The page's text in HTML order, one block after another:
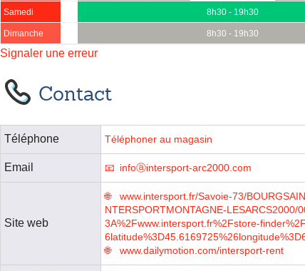
Samedi 8h30 - 19h30
Dimanche 8h30 - 19h30
Signaler une erreur
Contact
Téléphone Téléphoner au magasin
Email infoⓐintersport-arc2000.com
Site web
www.intersport.fr/Savoie-73/
NTERSPORTMONTAGNE-LESARCS2000/
3A%2Fwww.intersport.fr%2Fstore-
www.dailymotion.com/intersport-rent